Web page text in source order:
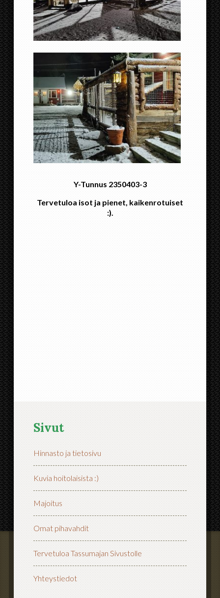
Y-Tunnus 2350403-3
Tervetuloa isot ja pienet, kaikenrotuiset
:).
Sivut
Hinnasto ja tietosivu
Kuvia hoitolaisista :)
Majoitus
Omat pihavahdit
Tervetuloa Tassumajan Sivustolle
Yhteystiedot